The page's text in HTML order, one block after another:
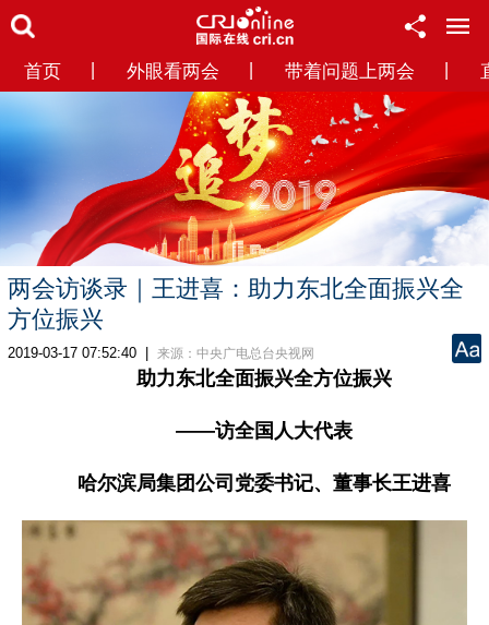
首页 外眼看两会 带着问题上两会
两会访谈录｜王进喜：助力东北全面振兴全
方位振兴
2019-03-17 07:52:40 |来源：中央广电总台央视网
助力东北全面振兴全方位振兴
——访全国人大代表
哈尔滨局集团公司党委书记、董事长王进喜